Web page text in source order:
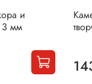
и
3 мм